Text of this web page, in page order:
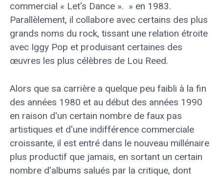
commercial « Let's Dance ». » en 1983.
Parallèlement, il collabore avec certains des plus
grands noms du rock, tissant une relation étroite
avec Iggy Pop et produisant certaines des
œuvres les plus célèbres de Lou Reed.
Alors que sa carrière a quelque peu faibli à la fin
des années 1980 et au début des années 1990
en raison d'un certain nombre de faux pas
artistiques et d'une indifférence commerciale
croissante, il est entré dans le nouveau millénaire
plus productif que jamais, en sortant un certain
nombre d'albums salués par la critique, dont